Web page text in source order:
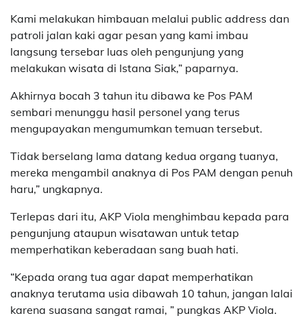
Kami melakukan himbauan melalui public address dan
patroli jalan kaki agar pesan yang kami imbau
langsung tersebar luas oleh pengunjung yang
melakukan wisata di Istana Siak,” paparnya.
Akhirnya bocah 3 tahun itu dibawa ke Pos PAM
sembari menunggu hasil personel yang terus
mengupayakan mengumumkan temuan tersebut.
Tidak berselang lama datang kedua organg tuanya,
mereka mengambil anaknya di Pos PAM dengan penuh
haru,” ungkapnya.
Terlepas dari itu, AKP Viola menghimbau kepada para
pengunjung ataupun wisatawan untuk tetap
memperhatikan keberadaan sang buah hati.
“Kepada orang tua agar dapat memperhatikan
anaknya terutama usia dibawah 10 tahun, jangan lalai
karena suasana sangat ramai, ” pungkas AKP Viola.